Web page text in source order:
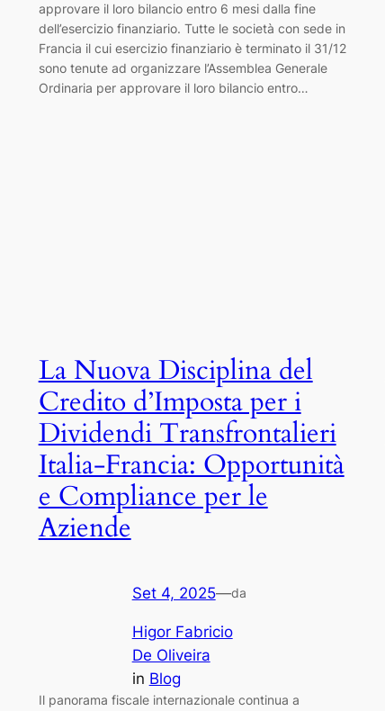
approvare il loro bilancio entro 6 mesi dalla fine
dell’esercizio finanziario. Tutte le società con sede in
Francia il cui esercizio finanziario è terminato il 31/12
sono tenute ad organizzare l’Assemblea Generale
Ordinaria per approvare il loro bilancio entro…
La Nuova Disciplina del
Credito d’Imposta per i
Dividendi Transfrontalieri
Italia-Francia: Opportunità
e Compliance per le
Aziende
Set 4, 2025—da
Higor Fabricio
De Oliveira
in Blog
Il panorama fiscale internazionale continua a